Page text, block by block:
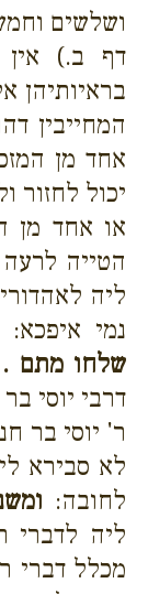
ושלשים
דף ב.) אין
בראיותיהן
המחייבין
אחד מן
יכול לחזור
או אחד מן
הטייה
ליה
נמי איפכא:
שלחו מתם .
דרבי יוסי
ר' יוסי בר
לא סבירא
לחובה:
ליה לדברי
מכלל דברי